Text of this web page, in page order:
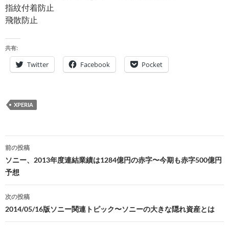
指紋付着防止
飛散防止
共有:
Twitter Facebook Pocket
XPERIA
投
稿
ナ
ビ
ゲ
前の投稿
ソニー、2013年度連結業績は1284億円の赤字〜今期も赤字500億円
予想
次の投稿
2014/05/16版ソニー関連トピック〜ソニーの大きな隠れ資産とは